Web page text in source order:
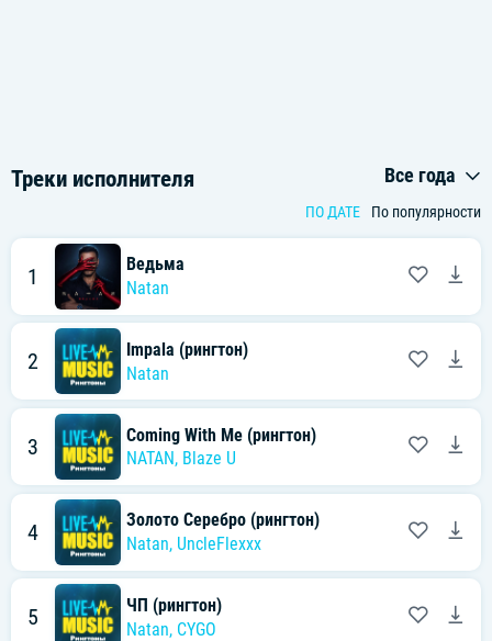
Треки исполнителя Все года
ПО ДАТЕ По популярности
1
Ведьма
Natan
2
Impala (рингтон)
Natan
3
Coming With Me (рингтон)
NATAN, Blaze U
4
Золото Серебро (рингтон)
Natan, UncleFlexxx
5
ЧП (рингтон)
Natan, CYGO